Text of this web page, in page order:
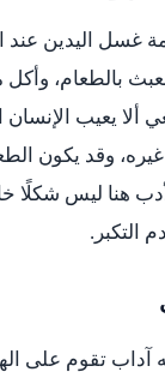
غسل اليدين عند
بالطعام،
ألا يعيب الإنسان
وقد يكون
هنا ليس شكلًا
التكبر.
آداب تقوم على